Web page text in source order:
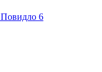
Повидло 6